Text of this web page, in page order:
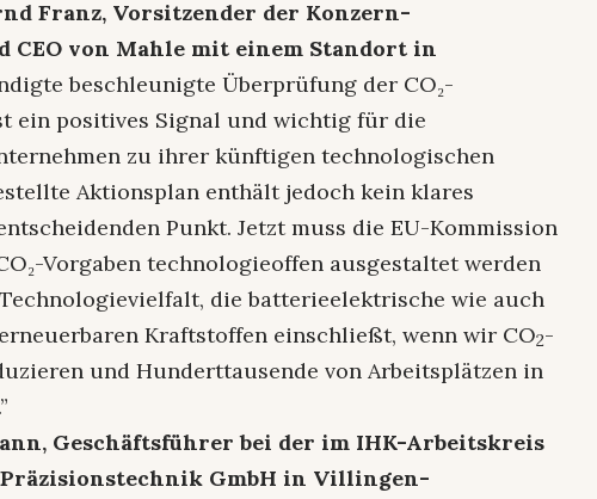
Franz, Vorsitzender der Konzern-
CEO von Mahle mit einem Standort in
beschleunigte Überprüfung der CO₂-
ein positives Signal und wichtig für die
zu ihrer künftigen technologischen
Aktionsplan enthält jedoch kein klares
Punkt. Jetzt muss die EU-Kommission
Vorgaben technologieoffen ausgestaltet werden
die batterieelektrische wie auch
Kraftstoffen einschließt, wenn wir CO2-
und Hunderttausende von Arbeitsplätzen in
Geschäftsführer bei der im IHK-Arbeitskreis
GmbH in Villingen-